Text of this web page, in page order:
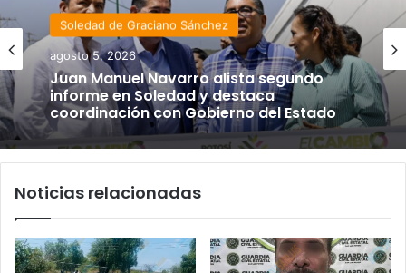
Soledad de Graciano Sánchez
agosto 5, 2026
Juan Manuel Navarro alista segundo
informe en Soledad y destaca
coordinación con Gobierno del Estado
Noticias relacionadas